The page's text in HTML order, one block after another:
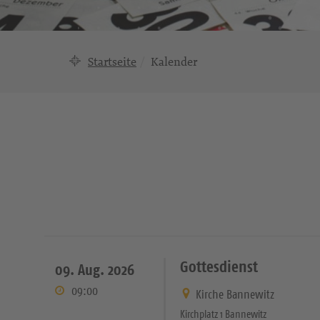
Startseite Kalender
09. Aug. 2026
09:00
Gottesdienst
Kirche Bannewitz
Kirchplatz 1 Bannewitz